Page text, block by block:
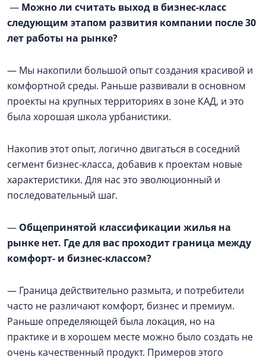
— Можно ли считать выход в бизнес-класс
следующим этапом развития компании после 30
лет работы на рынке?
— Мы накопили большой опыт создания красивой и
комфортной среды. Раньше развивали в основном
проекты на крупных территориях в зоне КАД, и это
была хорошая школа урбанистики.
Накопив этот опыт, логично двигаться в соседний
сегмент бизнес-класса, добавив к проектам новые
характеристики. Для нас это эволюционный и
последовательный шаг.
— Общепринятой классификации жилья на
рынке нет. Где для вас проходит граница между
комфорт- и бизнес-классом?
— Граница действительно размыта, и потребители
часто не различают комфорт, бизнес и премиум.
Раньше определяющей была локация, но на
практике и в хорошем месте можно было создать не
очень качественный продукт. Примеров этого